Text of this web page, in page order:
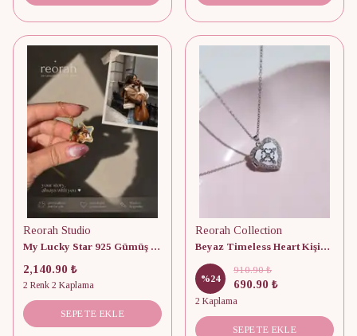
Reorah Studio
My Lucky Star 925 Gümüş Kolye
2,140.90 ₺
2 Renk 2 Kaplama
SEPETE EKLE
Reorah Collection
Beyaz Timeless Heart Kişiye Özel Fotoğraflı Kapaklı Kolye
%24
910.90 ₺
690.90 ₺
2 Kaplama
SEPETE EKLE